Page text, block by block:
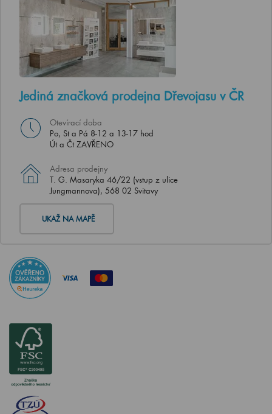
Jediná značková prodejna Dřevojasu v ČR
Otevírací doba
Po, St a Pá 8-12 a 13-17 hod
Út a Čt ZAVŘENO
Adresa prodejny
T. G. Masaryka 46/22 (vstup z ulice
Jungmannova), 568 02 Svitavy
UKAŽ NA MAPĚ